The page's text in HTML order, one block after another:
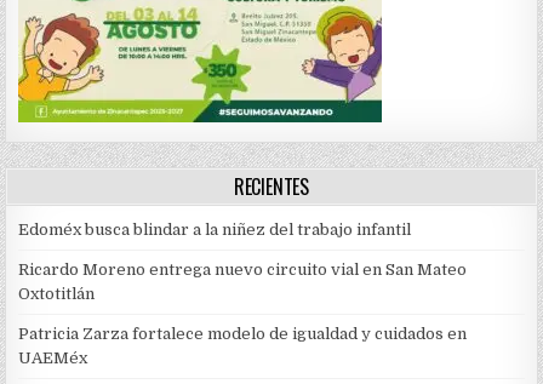
RECIENTES
Edoméx busca blindar a la niñez del trabajo infantil
Ricardo Moreno entrega nuevo circuito vial en San Mateo
Oxtotitlán
Patricia Zarza fortalece modelo de igualdad y cuidados en
UAEMéx